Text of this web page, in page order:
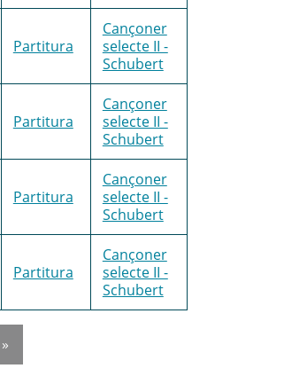
Partitura
Cançoner
selecte II -
Schubert
Partitura
Cançoner
selecte II -
Schubert
Partitura
Cançoner
selecte II -
Schubert
Partitura
Cançoner
selecte II -
Schubert